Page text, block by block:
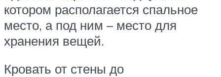
котором располагается спальное
место, а под ним – место для
хранения вещей.
Кровать от стены до